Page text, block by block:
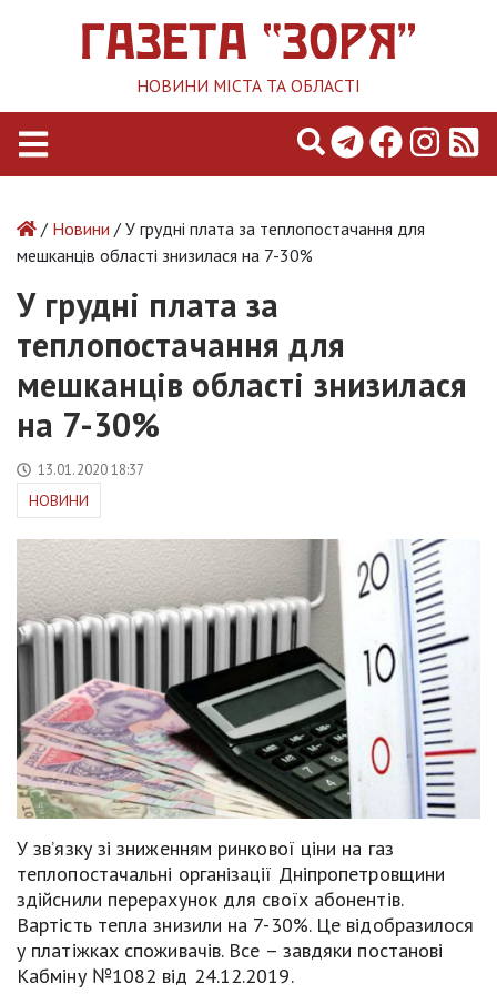
НОВИНИ МІСТА ТА ОБЛАСТІ
/ Новини / У грудні плата за теплопостачання для
мешканців області знизилася на 7-30%
У грудні плата за
теплопостачання для
мешканців області знизилася
на 7-30%
13.01.2020 18:37
НОВИНИ
У зв’язку зі зниженням ринкової ціни на газ
теплопостачальні організації Дніпропетровщини
здійснили перерахунок для своїх абонентів.
Вартість тепла знизили на 7-30%. Це відобразилося
у платіжках споживачів. Все – завдяки постанові
Кабміну №1082 від 24.12.2019.